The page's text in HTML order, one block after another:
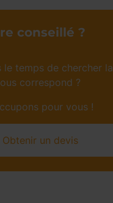
conseillé ?
le temps de chercher la
correspond ?
pour vous !
Obtenir un devis